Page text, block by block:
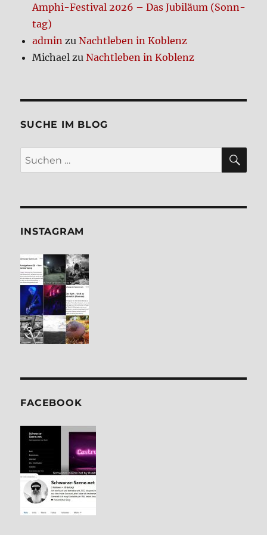
Amphi-Festi­val 2026 – Das Jubi­lä­um (Sonn­
tag)
admin zuNacht­le­ben in Koblenz
Michael zuNacht­le­ben in Koblenz
SUCHE IM BLOG
Suchen
nach:
INSTA­GRAM
FACE­BOOK